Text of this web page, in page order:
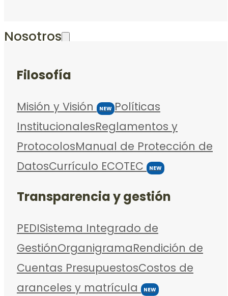
Nosotros
Filosofía
Misión y Visión NEW Políticas
InstitucionalesReglamentos y
ProtocolosManual de Protección de
DatosCurrículo ECOTEC NEW
Transparencia y gestión
PEDISistema Integrado de
GestiónOrganigramaRendición de
Cuentas PresupuestosCostos de
aranceles y matrícula
NEW